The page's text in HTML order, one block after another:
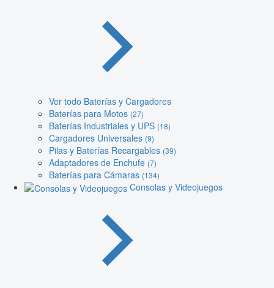
Ver todo Baterías y Cargadores
Baterías para Motos (27)
Baterías Industriales y UPS (18)
Cargadores Universales (9)
Pilas y Baterías Recargables (39)
Adaptadores de Enchufe (7)
Baterías para Cámaras (134)
Consolas y Videojuegos